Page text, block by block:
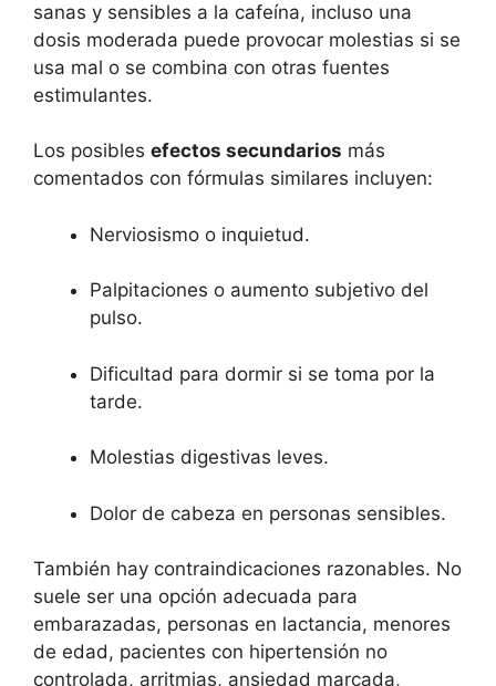
sanas y sensibles a la cafeína, incluso una
dosis moderada puede provocar molestias si se
usa mal o se combina con otras fuentes
estimulantes.
Los posibles efectos secundarios más
comentados con fórmulas similares incluyen:
Nerviosismo o inquietud.
Palpitaciones o aumento subjetivo del
pulso.
Dificultad para dormir si se toma por la
tarde.
Molestias digestivas leves.
Dolor de cabeza en personas sensibles.
También hay contraindicaciones razonables. No
suele ser una opción adecuada para
embarazadas, personas en lactancia, menores
de edad, pacientes con hipertensión no
controlada, arritmias, ansiedad marcada,